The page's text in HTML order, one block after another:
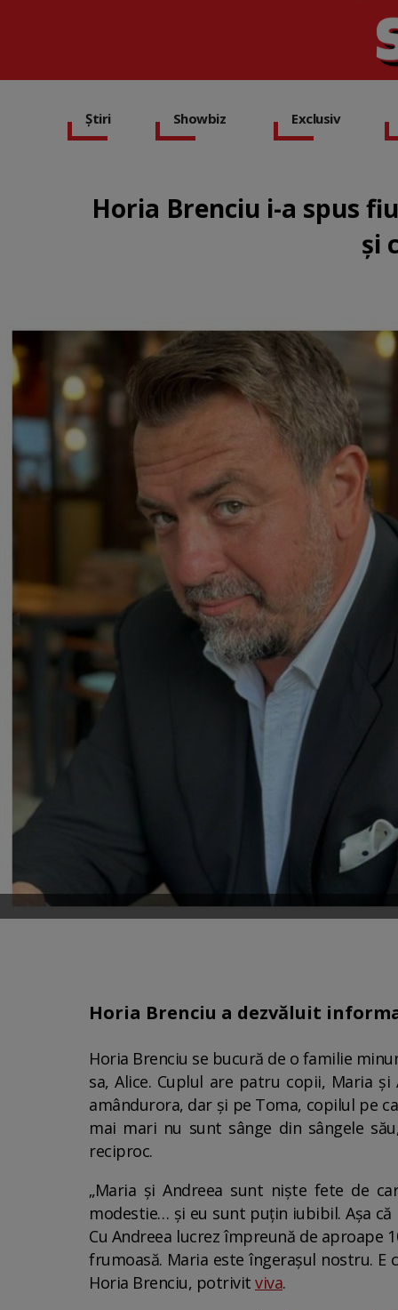
Știri Showbiz Exclusiv
Horia Brenciu i-a spus
și
Horia Brenciu a dezvăluit
Horia Brenciu se bucură de o familie
sa, Alice. Cuplul are patru copii, Maria
amândurora, dar și pe Toma, copilul pe
mai mari nu sunt sânge din sângele
reciproc.
„Maria și Andreea sunt niște fete de
modestie… și eu sunt puțin iubibil. Așa
Cu Andreea lucrez împreună de aproape
frumoasă. Maria este îngerașul nostru. E
Horia Brenciu, potrivit viva.